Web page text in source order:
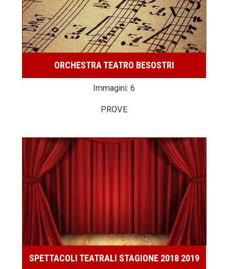
ORCHESTRA TEATRO BESOSTRI
Immagini: 6
PROVE
SPETTACOLI TEATRALI STAGIONE 2018 2019